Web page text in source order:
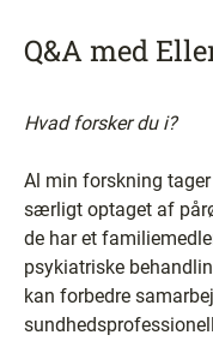
Q&A med
Hvad forsker du i?
Al min forskning
særligt optaget af
de har et
psykiatriske
kan forbedre